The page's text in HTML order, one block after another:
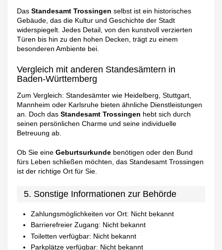
DasStandesamt Trossingen selbst ist ein historisches
Gebäude, das die Kultur und Geschichte der Stadt
widerspiegelt. Jedes Detail, von den kunstvoll verzierten
Türen bis hin zu den hohen Decken, trägt zu einem
besonderen Ambiente bei.
Vergleich mit anderen Standesämtern in
Baden-Württemberg
Zum Vergleich: Standesämter wie Heidelberg, Stuttgart,
Mannheim oder Karlsruhe bieten ähnliche Dienstleistungen
an. Doch dasStandesamt Trossingen hebt sich durch
seinen persönlichen Charme und seine individuelle
Betreuung ab.
Ob Sie eineGeburtsurkunde benötigen oder den Bund
fürs Leben schließen möchten, das Standesamt Trossingen
ist der richtige Ort für Sie.
5. Sonstige Informationen zur Behörde
Zahlungsmöglichkeiten vor Ort: Nicht bekannt
Barrierefreier Zugang: Nicht bekannt
Toiletten verfügbar: Nicht bekannt
Parkplätze verfügbar: Nicht bekannt